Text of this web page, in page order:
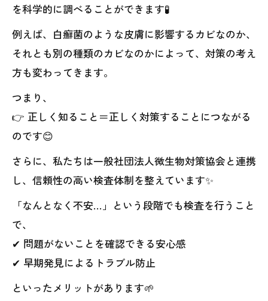
を科学的に調べることができます🧪
例えば、白癬菌のような皮膚に影響するカビなのか、
それとも別の種類のカビなのかによって、対策の考え
方も変わってきます。
つまり、
👉 正しく知ること＝正しく対策することにつながる
のです😊
さらに、私たちは一般社団法人微生物対策協会と連携
し、信頼性の高い検査体制を整えています✨
「なんとなく不安…」という段階でも検査を行うこと
で、
✔ 問題がないことを確認できる安心感
✔ 早期発見によるトラブル防止
といったメリットがあります🌱